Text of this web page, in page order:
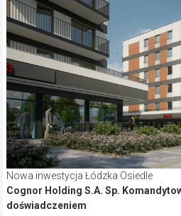
Nowa inwestycja Łódzka Osiedle
Cognor Holding S.A. Sp.
doświadczeniem